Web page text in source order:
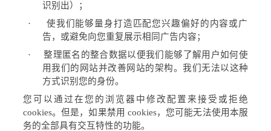
识别出）；
·
使我们能够量身打造匹配您兴趣偏好的内容或广
告，或避免向您重复展示相同广告内容；
·
整理匿名的整合数据以便我们能够了解用户如何使
用我们的网站并改善网站的架构。我们无法以这种
方式识别您的身份。
您可以通过在您的浏览器中修改配置来接受或拒绝
cookies。但是，如果禁用 cookies，您可能无法使用本服
务的全部具有交互特性的功能。